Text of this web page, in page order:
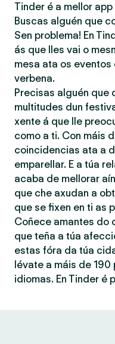
Tinder é a mellor
Buscas alguén que
Sen problema! En
ás que lles vai o
mesa ata os
verbena.
Precisas alguén que
multitudes dun
xente á que lle
como a ti. Con máis
coincidencias ata a
emparellar. E a túa
acaba de mellorar
que che axudan a
que se fixen en ti as
Coñece amantes do
que teña a túa
estas fóra da túa
lévate a máis de
idiomas. En Tinder é